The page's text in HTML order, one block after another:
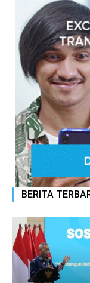
BERITA